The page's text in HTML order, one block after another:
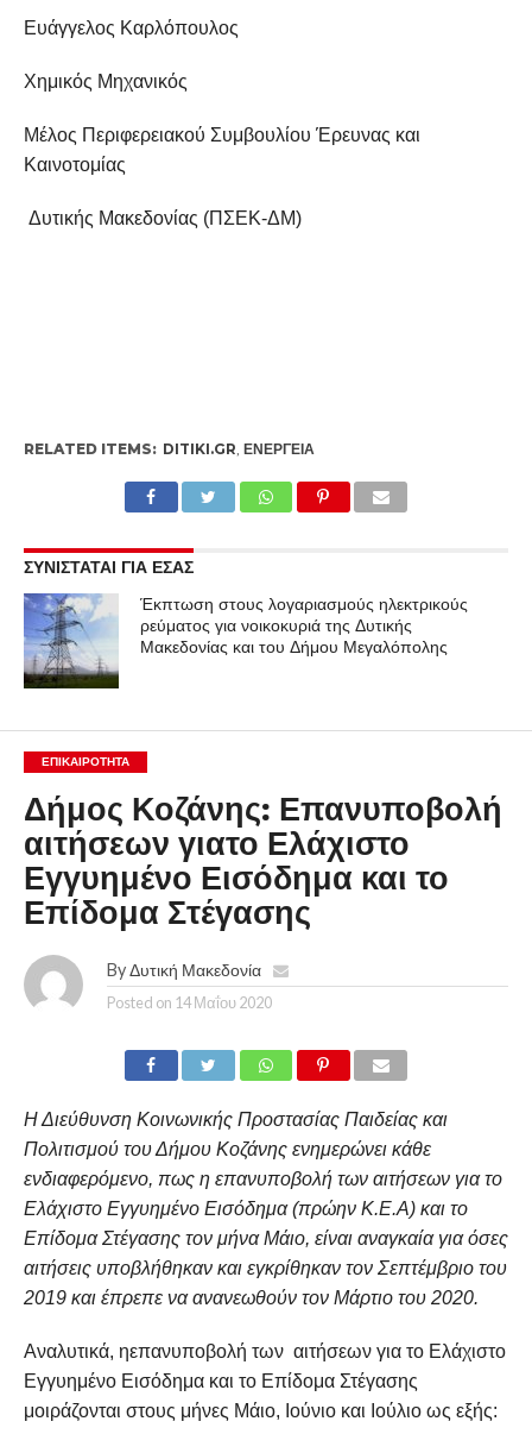
Ευάγγελος Καρλόπουλος
Χημικός Μηχανικός
Μέλος Περιφερειακού Συμβουλίου Έρευνας και
Καινοτομίας
Δυτικής Μακεδονίας (ΠΣΕΚ-ΔΜ)
RELATED ITEMS: DITIKI.GR, ΕΝΕΡΓΕΙΑ
ΣΥΝΙΣΤΑΤΑΙ ΓΙΑ ΕΣΑΣ
Έκπτωση στους λογαριασμούς ηλεκτρικούς
ρεύματος για νοικοκυριά της Δυτικής
Μακεδονίας και του Δήμου Μεγαλόπολης
ΕΠΙΚΑΙΡΟΤΗΤΑ
Δήμος Κοζάνης: Επανυποβολή
αιτήσεων γιατο Ελάχιστο
Εγγυημένο Εισόδημα και το
Επίδομα Στέγασης
By Δυτική Μακεδονία
Posted on 14 Μαΐου 2020
Η Διεύθυνση Κοινωνικής Προστασίας Παιδείας και
Πολιτισμού του Δήμου Κοζάνης ενημερώνει κάθε
ενδιαφερόμενο, πως η επανυποβολή των αιτήσεων για το
Ελάχιστο Εγγυημένο Εισόδημα (πρώην Κ.Ε.Α) και το
Επίδομα Στέγασης τον μήνα Μάιο, είναι αναγκαία για όσες
αιτήσεις υποβλήθηκαν και εγκρίθηκαν τον Σεπτέμβριο του
2019 και έπρεπε να ανανεωθούν τον Μάρτιο του 2020.
Αναλυτικά, ηεπανυποβολή των αιτήσεων για το Ελάχιστο
Εγγυημένο Εισόδημα και το Επίδομα Στέγασης
μοιράζονται στους μήνες Μάιο, Ιούνιο και Ιούλιο ως εξής: